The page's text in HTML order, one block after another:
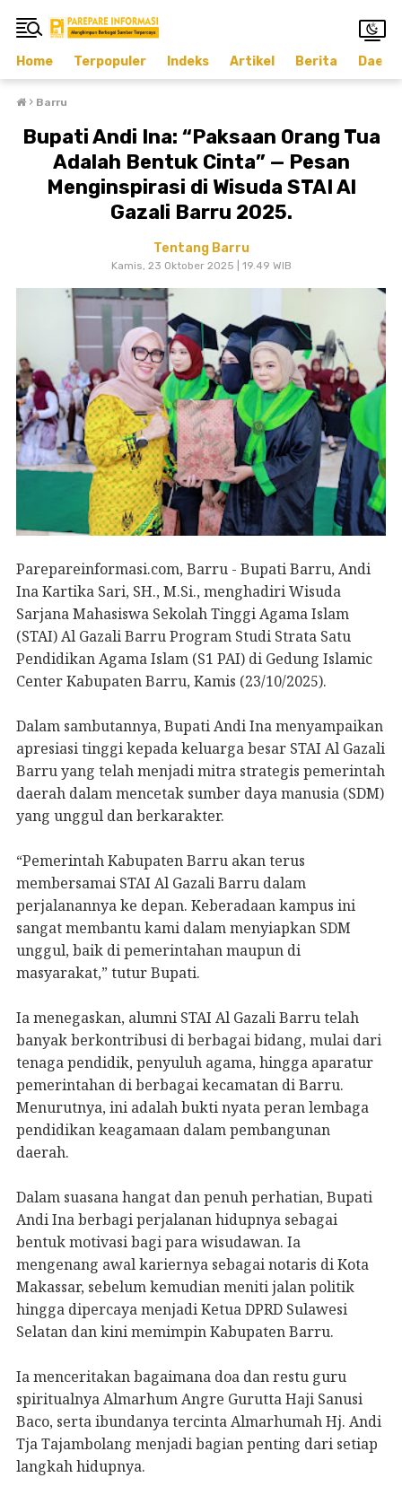
Home Terpopuler Indeks Artikel Berita
› Barru
Bupati Andi Ina: “Paksaan Orang Tua
Adalah Bentuk Cinta” — Pesan
Menginspirasi di Wisuda STAI Al
Gazali Barru 2025.
Tentang Barru
Kamis, 23 Oktober 2025 | 19.49 WIB
Parepareinformasi.com, Barru - Bupati Barru, Andi
Ina Kartika Sari, SH., M.Si., menghadiri Wisuda
Sarjana Mahasiswa Sekolah Tinggi Agama Islam
(STAI) Al Gazali Barru Program Studi Strata Satu
Pendidikan Agama Islam (S1 PAI) di Gedung Islamic
Center Kabupaten Barru, Kamis (23/10/2025).
Dalam sambutannya, Bupati Andi Ina menyampaikan
apresiasi tinggi kepada keluarga besar STAI Al Gazali
Barru yang telah menjadi mitra strategis pemerintah
daerah dalam mencetak sumber daya manusia (SDM)
yang unggul dan berkarakter.
“Pemerintah Kabupaten Barru akan terus
membersamai STAI Al Gazali Barru dalam
perjalanannya ke depan. Keberadaan kampus ini
sangat membantu kami dalam menyiapkan SDM
unggul, baik di pemerintahan maupun di
masyarakat,” tutur Bupati.
Ia menegaskan, alumni STAI Al Gazali Barru telah
banyak berkontribusi di berbagai bidang, mulai dari
tenaga pendidik, penyuluh agama, hingga aparatur
pemerintahan di berbagai kecamatan di Barru.
Menurutnya, ini adalah bukti nyata peran lembaga
pendidikan keagamaan dalam pembangunan
daerah.
Dalam suasana hangat dan penuh perhatian, Bupati
Andi Ina berbagi perjalanan hidupnya sebagai
bentuk motivasi bagi para wisudawan. Ia
mengenang awal kariernya sebagai notaris di Kota
Makassar, sebelum kemudian meniti jalan politik
hingga dipercaya menjadi Ketua DPRD Sulawesi
Selatan dan kini memimpin Kabupaten Barru.
Ia menceritakan bagaimana doa dan restu guru
spiritualnya Almarhum Angre Gurutta Haji Sanusi
Baco, serta ibundanya tercinta Almarhumah Hj. Andi
Tja Tajambolang menjadi bagian penting dari setiap
langkah hidupnya.